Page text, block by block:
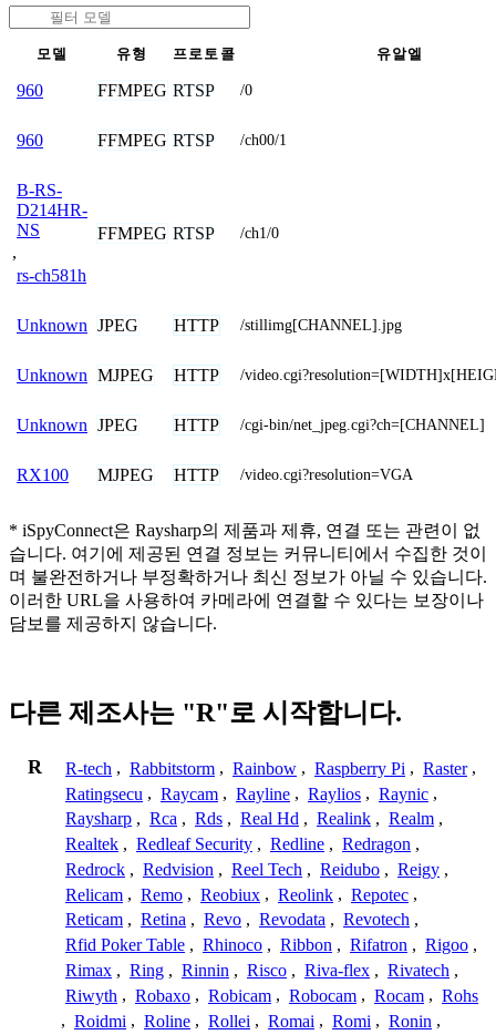
모델 유형 프로토콜 유알엘
960 FFMPEG RTSP /0
960 FFMPEG RTSP /ch00/1
B-RS-
D214HR-
NS
,
rs-ch581h
FFMPEG RTSP /ch1/0
Unknown JPEG HTTP /stillimg[CHANNEL].jpg
Unknown MJPEG HTTP /
Unknown JPEG HTTP /cgi-bin/net_jpeg.cgi?ch=[CHANNEL]
RX100 MJPEG HTTP /video.cgi?resolution=VGA
* iSpyConnect은 Raysharp의 제품과 제휴, 연결 또는 관련이 없
습니다. 여기에 제공된 연결 정보는 커뮤니티에서 수집한 것이
며 불완전하거나 부정확하거나 최신 정보가 아닐 수 있습니다.
이러한 URL을 사용하여 카메라에 연결할 수 있다는 보장이나
담보를 제공하지 않습니다.
다른 제조사는 "R"로 시작합니다.
R R-tech , Rabbitstorm , Rainbow , Raspberry Pi , Raster ,
Ratingsecu , Raycam , Rayline , Raylios , Raynic ,
Raysharp , Rca , Rds , Real Hd , Realink , Realm ,
Realtek , Redleaf Security , Redline , Redragon ,
Redrock , Redvision , Reel Tech , Reidubo , Reigy ,
Relicam , Remo , Reobiux , Reolink , Repotec ,
Reticam , Retina , Revo , Revodata , Revotech ,
Rfid Poker Table , Rhinoco , Ribbon , Rifatron , Rigoo ,
Rimax , Ring , Rinnin , Risco , Riva-flex , Rivatech ,
Riwyth , Robaxo , Robicam , Robocam , Rocam , Rohs
, Roidmi , Roline , Rollei , Romai , Romi , Ronin ,